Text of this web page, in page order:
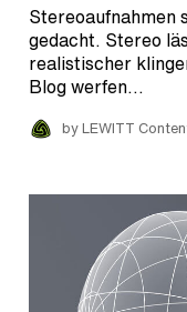
Stereoaufnahmen
gedacht. Stereo
realistischer
Blog werfen…
by LEWITT